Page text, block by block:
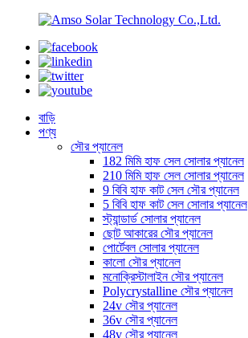
বাড়ি
পণ্য
সৌর প্যানেল
182 মিমি হাফ সেল সোলার প্যানেল
210 মিমি হাফ সেল সোলার প্যানেল
9 বিবি হাফ কাট সেল সৌর প্যানেল
5 বিবি হাফ কাট সেল সোলার প্যানেল
স্ট্যান্ডার্ড সোলার প্যানেল
ছোট আকারের সৌর প্যানেল
পোর্টেবল সোলার প্যানেল
কালো সৌর প্যানেল
মনোক্রিস্টালাইন সৌর প্যানেল
Polycrystalline সৌর প্যানেল
24v সৌর প্যানেল
36v সৌর প্যানেল
48v সৌর প্যানেল